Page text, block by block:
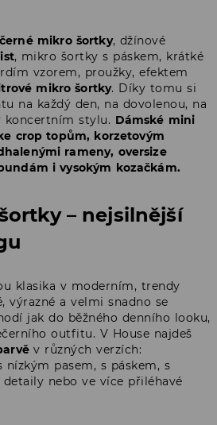
černé mikro šortky, džínové
, mikro šortky s páskem, krátké
vzorem, proužky, efektem
mikro šortky. Díky tomu si
na každý den, na dovolenou, na
stylu. Dámské mini
crop topům, korzetovým
rameny, oversize
i vysokým kozačkám.
– nejsilnější
klasika v moderním, trendy
výrazné a velmi snadno se
jak do běžného denního looku,
outfitu. V House najdeš
v různých verzích:
nízkým pasem, s páskem, s
nebo ve více přiléhavé